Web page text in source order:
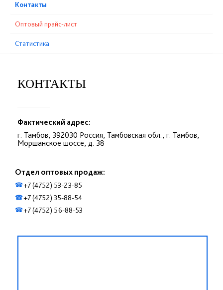
Контакты
Оптовый прайс-лист
Статистика
КОНТАКТЫ
Фактический адрес:
г. Тамбов, 392030 Россия, Тамбовская обл., г. Тамбов,
Моршанское шоссе, д. 38
Отдел оптовых продаж:
☎+7 (4752) 53-23-85
☎+7 (4752) 35-88-54
☎+7 (4752) 56-88-53